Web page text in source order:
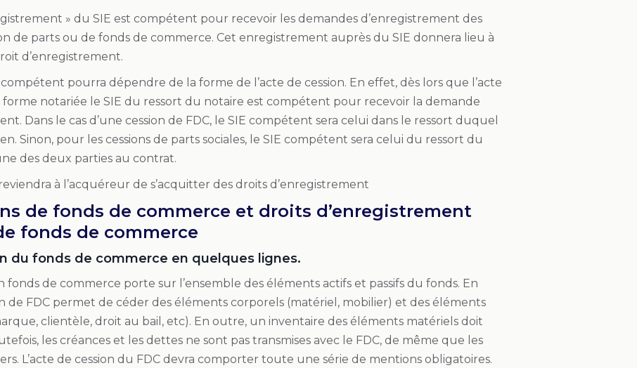
» du SIE est compétent pour recevoir les demandes d’enregistrement des
de parts ou de fonds de commerce. Cet enregistrement auprès du SIE donnera lieu à
d’enregistrement.
compétent pourra dépendre de la forme de l’acte de cession. En effet, dès lors que l’acte
forme notariée le SIE du ressort du notaire est compétent pour recevoir la demande
Dans le cas d’une cession de FDC, le SIE compétent sera celui dans le ressort duquel
Sinon, pour les cessions de parts sociales, le SIE compétent sera celui du ressort du
des deux parties au contrat.
à l’acquéreur de s’acquitter des droits d’enregistrement
de fonds de commerce et droits d’enregistrement
fonds de commerce
du fonds de commerce en quelques lignes.
fonds de commerce porte sur l’ensemble des éléments actifs et passifs du fonds. En
de FDC permet de céder des éléments corporels (matériel, mobilier) et des éléments
clientèle, droit au bail, etc). En outre, un inventaire des éléments matériels doit
les créances et les dettes ne sont pas transmises avec le FDC, de même que les
L’acte de cession du FDC devra comporter toute une série de mentions obligatoires.